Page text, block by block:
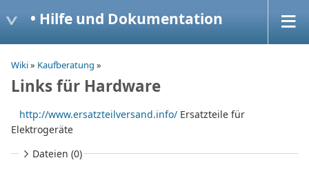
• Hilfe und Dokumentation
Wiki» Kaufberatung »
Links für Hardware
http://www.ersatzteilversand.info/ Ersatzteile für
Elektrogeräte
Dateien (0)